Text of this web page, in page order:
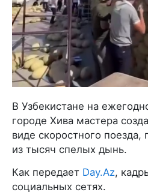
В Узбекистане на
городе Хива мастера
виде скоростного
из тысяч спелых дынь.
Как передает Day.Az,
социальных сетях.